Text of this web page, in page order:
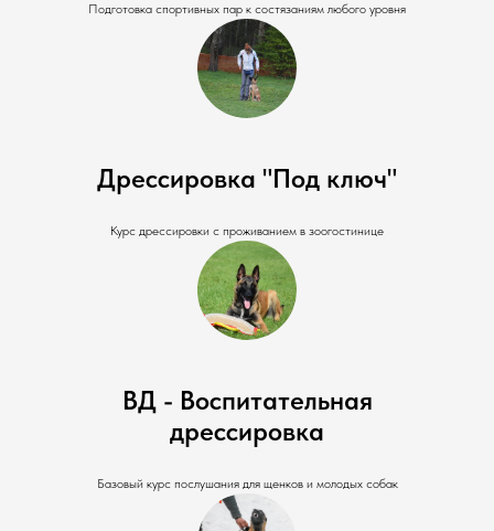
Подготовка спортивных пар к состязаниям любого уровня
Дрессировка "Под ключ"
Курс дрессировки с проживанием в зоогостинице
ВД - Воспитательная
дрессировка
Базовый курс послушания для щенков и молодых собак